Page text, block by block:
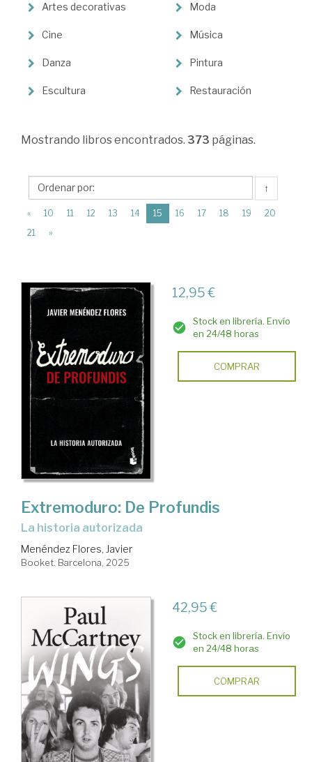
>
Arte
>
Teoría
Artes decorativas
Cine
Danza
Escultura
Moda
Música
Pintura
Restauración
Mostrando libros encontrados. 373 páginas.
↑
« 10 11 12 13 14 15 (current)
16 17 18 19
20
21
»
12,95 €
Stock en librería. Envío
en 24/48 horas
COMPRAR
Extremoduro: De Profundis
La historia autorizada
Menéndez Flores, Javier
Booket. Barcelona, 2025
42,95 €
Stock en librería. Envío
en 24/48 horas
COMPRAR